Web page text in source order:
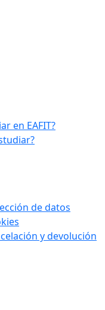
en EAFIT?
de datos
y devolución